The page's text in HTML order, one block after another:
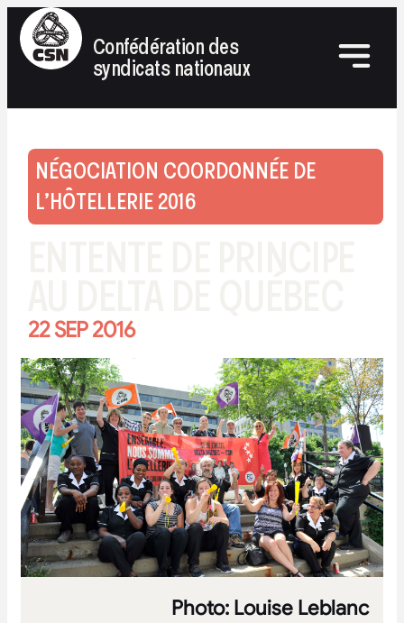
Confédération des
syndicats nationaux
NÉGOCIATION COORDONNÉE DE
L’HÔTELLERIE 2016
22 SEP 2016
Photo: Louise Leblanc